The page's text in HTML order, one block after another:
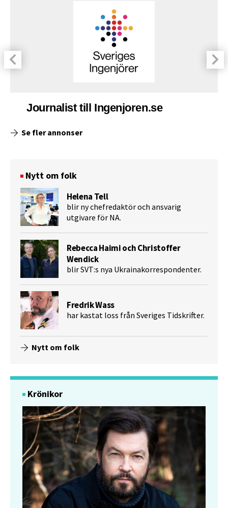
Journalist till Ingenjoren.se
Se fler annonser
Nytt om folk
Helena Tell
blir ny chefredaktör och ansvarig
utgivare för NA.
Rebecca Haimi och Christoffer
Wendick
blir SVT:s nya Ukrainakorrespondenter.
Fredrik Wass
har kastat loss från Sveriges Tidskrifter.
Nytt om folk
Krönikor